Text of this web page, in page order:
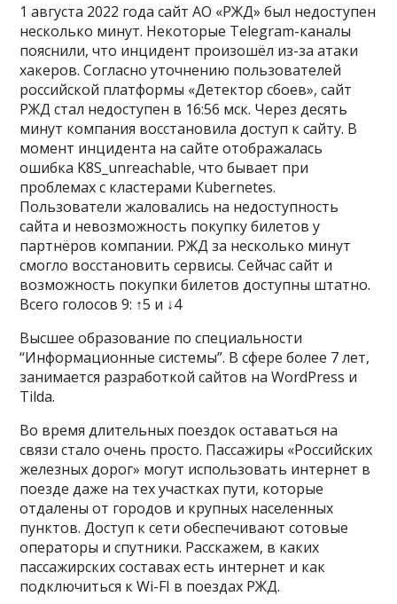
1 августа 2022 года сайт АО «РЖД» был недоступен
несколько минут. Некоторые Telegram-каналы
пояснили, что инцидент произошёл из-за атаки
хакеров. Согласно уточнению пользователей
российской платформы «Детектор сбоев», сайт
РЖД стал недоступен в 16:56 мск. Через десять
минут компания восстановила доступ к сайту. В
момент инцидента на сайте отображалась
ошибка K8S_unreachable, что бывает при
проблемах с кластерами Kubernetes.
Пользователи жаловались на недоступность
сайта и невозможность покупку билетов у
партнёров компании. РЖД за несколько минут
смогло восстановить сервисы. Сейчас сайт и
возможность покупки билетов доступны штатно.
Всего голосов 9: ↑5 и ↓4
Высшее образование по специальности
“Информационные системы”. В сфере более 7 лет,
занимается разработкой сайтов на WordPress и
Tilda.
Во время длительных поездок оставаться на
связи стало очень просто. Пассажиры «Российских
железных дорог» могут использовать интернет в
поезде даже на тех участках пути, которые
отдалены от городов и крупных населенных
пунктов. Доступ к сети обеспечивают сотовые
операторы и спутники. Расскажем, в каких
пассажирских составах есть интернет и как
подключиться к Wi-FI в поездах РЖД.